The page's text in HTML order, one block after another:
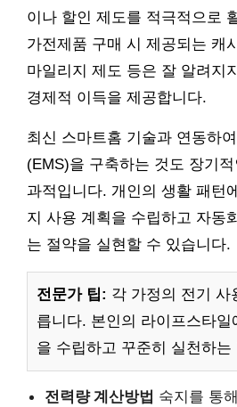
이나 할인 제도를 적극적으로
가전제품 구매 시 제공되는 캐
마일리지 제도 등은 잘 알려지
경제적 이득을 제공합니다.
최신 스마트홈 기술과 연동하
(EMS)을 구축하는 것도 장기
과적입니다. 개인의 생활 패턴
지 사용 계획을 수립하고 자동
는 절약을 실현할 수 있습니다.
전문가 팁: 각 가정의 전기 사
릅니다. 본인의 라이프스타
을 수립하고 꾸준히 실천하
전력량 계산방법 숙지를 통